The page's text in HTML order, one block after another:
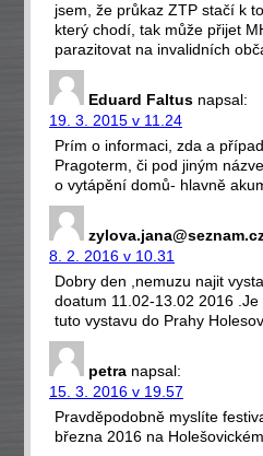
jsem, že průkaz ZTP stačí k
který chodí, tak může přijet
parazitovat na invalidních
Eduard Faltus napsal:
19. 3. 2015 v 11.24
Prím o informaci, zda a
Pragoterm, či pod jiným
o vytápění domů- hlavně
8. 2. 2016 v 10.31
Dobry den ,nemuzu najit
doatum 11.02-13.02 2016
tuto vystavu do Prahy
petra napsal:
15. 3. 2016 v 19.57
Pravděpodobně myslíte
března 2016 na